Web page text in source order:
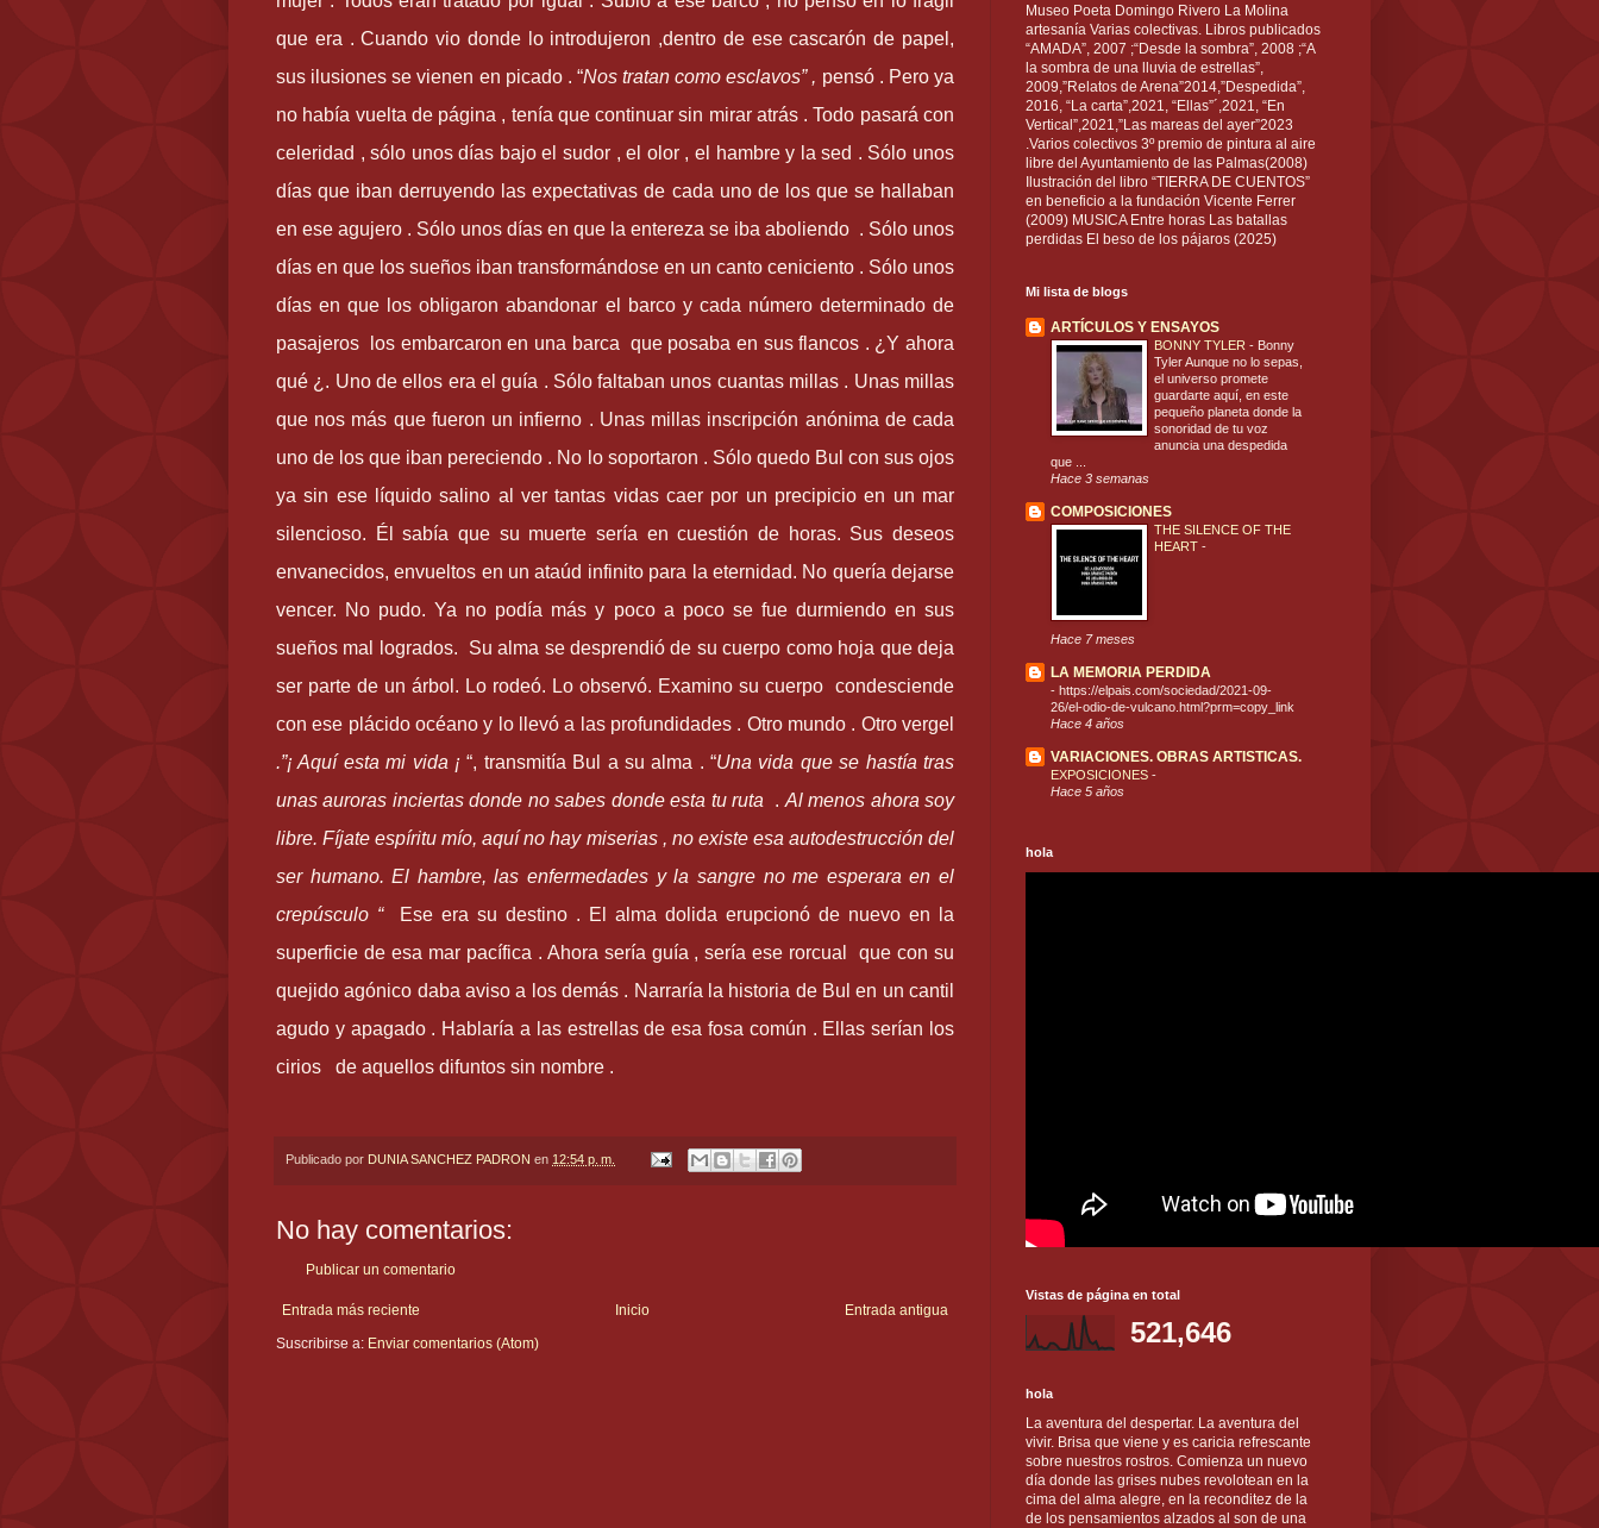
que era . Cuando vio donde lo introdujeron ,dentro de ese cascarón de papel,
sus ilusiones se vienen en picado . “Nos tratan como esclavos” , pensó . Pero ya
no había vuelta de página , tenía que continuar sin mirar atrás . Todo pasará con
celeridad , sólo unos días bajo el sudor , el olor , el hambre y la sed . Sólo unos
días que iban derruyendo las expectativas de cada uno de los que se hallaban
en ese agujero . Sólo unos días en que la entereza se iba aboliendo . Sólo unos
días en que los sueños iban transformándose en un canto ceniciento . Sólo unos
días en que los obligaron abandonar el barco y cada número determinado de
pasajeros los embarcaron en una barca que posaba en sus flancos . ¿Y ahora
qué ¿. Uno de ellos era el guía . Sólo faltaban unos cuantas millas . Unas millas
que nos más que fueron un infierno . Unas millas inscripción anónima de cada
uno de los que iban pereciendo . No lo soportaron . Sólo quedo Bul con sus ojos
ya sin ese líquido salino al ver tantas vidas caer por un precipicio en un mar
silencioso. Él sabía que su muerte sería en cuestión de horas. Sus deseos
envanecidos, envueltos en un ataúd infinito para la eternidad. No quería dejarse
vencer. No pudo. Ya no podía más y poco a poco se fue durmiendo en sus
sueños mal logrados. Su alma se desprendió de su cuerpo como hoja que deja
ser parte de un árbol. Lo rodeó. Lo observó. Examino su cuerpo condesciende
con ese plácido océano y lo llevó a las profundidades . Otro mundo . Otro vergel
.”¡ Aquí esta mi vida ¡ “, transmitía Bul a su alma .“Una vida que se hastía tras
unas auroras inciertas donde no sabes donde esta tu ruta . Al menos ahora soy
libre. Fíjate espíritu mío, aquí no hay miserias , no existe esa autodestrucción del
ser humano. El hambre, las enfermedades y la sangre no me esperara en el
crepúsculo “
Ese era su destino . El alma dolida erupcionó de nuevo en la
superficie de esa mar pacífica . Ahora sería guía , sería ese rorcual que con su
quejido agónico daba aviso a los demás . Narraría la historia de Bul en un cantil
agudo y apagado . Hablaría a las estrellas de esa fosa común . Ellas serían los
cirios de aquellos difuntos sin nombre .
Publicado por DUNIA SANCHEZ PADRON en 12:54 p. m.
No hay comentarios:
Publicar un comentario
Entrada más reciente Entrada antigua
Inicio
Suscribirse a: Enviar comentarios (Atom)
Museo Poeta Domingo Rivero La Molina
artesanía Varias colectivas. Libros publicados
“AMADA”, 2007 ;“Desde la sombra”, 2008 ;“A
la sombra de una lluvia de estrellas”,
2009,”Relatos de Arena”2014,”Despedida”,
2016, “La carta”,2021, “Ellas”´,2021, “En
Vertical”,2021,”Las mareas del ayer”2023
.Varios colectivos 3º premio de pintura al aire
libre del Ayuntamiento de las Palmas(2008)
Ilustración del libro “TIERRA DE CUENTOS”
en beneficio a la fundación Vicente Ferrer
(2009) MUSICA Entre horas Las batallas
perdidas El beso de los pájaros (2025)
Mi lista de blogs
ARTÍCULOS Y ENSAYOS
BONNY TYLER - Bonny
Tyler Aunque no lo sepas,
el universo promete
guardarte aquí, en este
pequeño planeta donde la
sonoridad de tu voz
anuncia una despedida
que ...
Hace 3 semanas
COMPOSICIONES
THE SILENCE OF THE
HEART -
Hace 7 meses
LA MEMORIA PERDIDA
- https://elpais.com/sociedad/2021-09-
26/el-odio-de-vulcano.html?prm=copy_link
Hace 4 años
VARIACIONES. OBRAS ARTISTICAS.
EXPOSICIONES -
Hace 5 años
hola
Vistas de página en total
521,646
hola
La aventura del despertar. La aventura del
vivir. Brisa que viene y es caricia refrescante
sobre nuestros rostros. Comienza un nuevo
día donde las grises nubes revolotean en la
cima del alma alegre, en la reconditez de la
de los pensamientos alzados al son de una